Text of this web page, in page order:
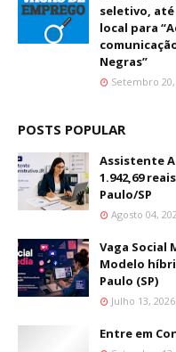
seletivo, até
local para
Negras”
Setembro 20,
POSTS POPULAR
Assistente
1.942,69
Paulo/SP
Agosto 04,
Vaga Social
Modelo
Paulo (SP)
Julho 13, 2026
Entre em